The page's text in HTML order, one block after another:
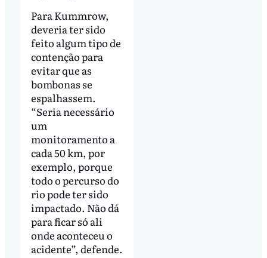
Para Kummrow,
deveria ter sido
feito algum tipo de
contenção para
evitar que as
bombonas se
espalhassem.
“Seria necessário
um
monitoramento a
cada 50 km, por
exemplo, porque
todo o percurso do
rio pode ter sido
impactado. Não dá
para ficar só ali
onde aconteceu o
acidente”, defende.